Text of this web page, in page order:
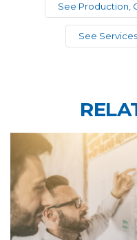
See Production,
See